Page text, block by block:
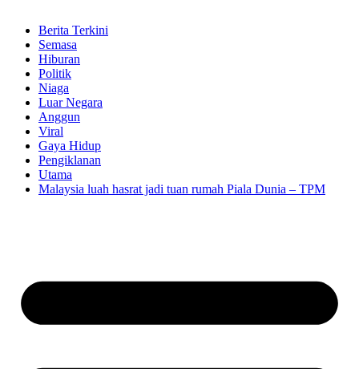
Berita Terkini
Semasa
Hiburan
Politik
Niaga
Luar Negara
Anggun
Viral
Gaya Hidup
Pengiklanan
Utama
Malaysia luah hasrat jadi tuan rumah Piala Dunia – TPM